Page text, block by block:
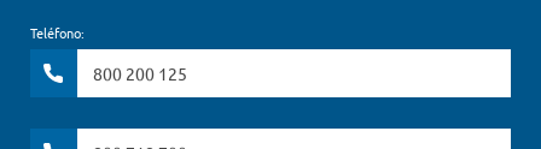
Teléfono:
800 200 125